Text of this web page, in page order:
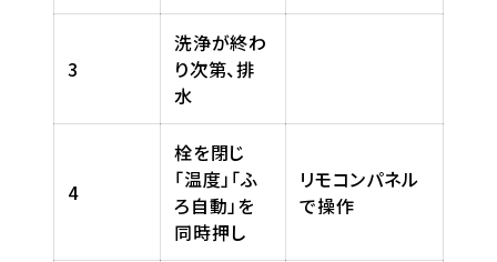
3
洗浄が終わ
り次第、排
水
4
栓を閉じ
「温度」「ふ
ろ自動」を
同時押し
リモコンパネル
で操作